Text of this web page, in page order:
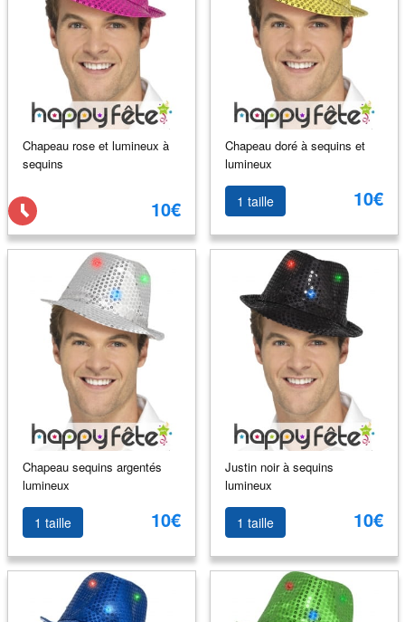
Chapeau rose et lumineux à
sequins
10€
Chapeau doré à sequins et
lumineux
1 taille 10€
Chapeau sequins argentés
lumineux
1 taille 10€
Justin noir à sequins
lumineux
1 taille 10€